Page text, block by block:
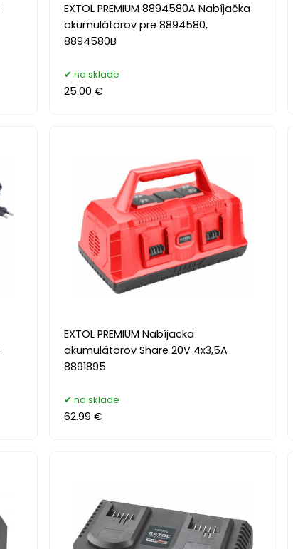
EXTOL PREMIUM 8894580A Nabíjačka
akumulátorov pre 8894580,
8894580B
na sklade
25.00 €
EXTOL PREMIUM Nabíjacka
akumulátorov Share 20V 4x3,5A
8891895
na sklade
62.99 €